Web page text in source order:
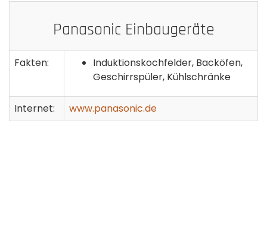
Panasonic Einbaugeräte
Fakten:
Induktionskochfelder, Backöfen,
Geschirrspüler, Kühlschränke
Internet: www.panasonic.de